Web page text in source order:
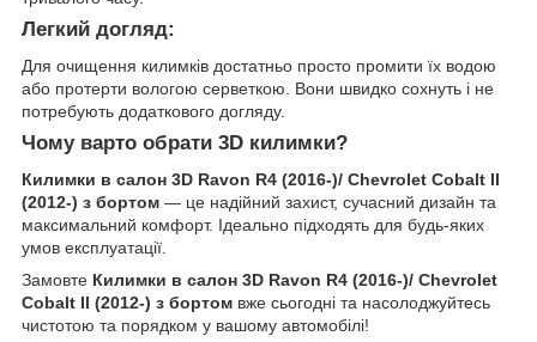
Легкий догляд:
Для очищення килимків достатньо просто промити їх водою
або протерти вологою серветкою. Вони швидко сохнуть і не
потребують додаткового догляду.
Чому варто обрати 3D килимки?
Килимки в салон 3D Ravon R4 (2016-)/ Chevrolet Cobalt II
(2012-) з бортом — це надійний захист, сучасний дизайн та
максимальний комфорт. Ідеально підходять для будь-яких
умов експлуатації.
Замовте Килимки в салон 3D Ravon R4 (2016-)/ Chevrolet
Cobalt II (2012-) з бортом вже сьогодні та насолоджуйтесь
чистотою та порядком у вашому автомобілі!